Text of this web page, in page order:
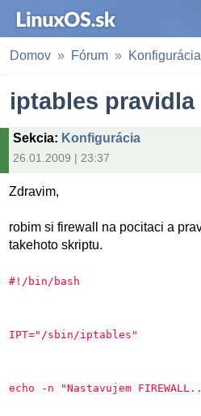
Domov Fórum Konfigurácia
iptables pravidla
Sekcia: Konfigurácia
26.01.2009 | 23:37
Zdravim,
robim si firewall na pocitaci a
takehoto skriptu.
#!/bin/bash
IPT="/sbin/iptables"
echo -n "Nastavujem